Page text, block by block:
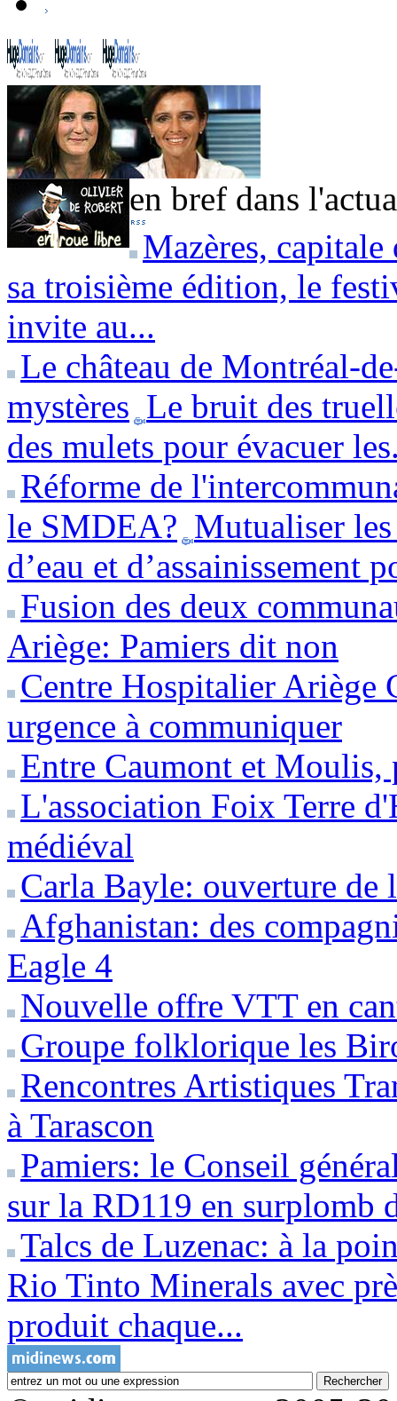
en bref dans
Mazères,
sa troisième édition, le
invite au...
Le château de Montréal-
mystères Le bruit des
des mulets pour évacuer
Réforme de
le SMDEA? Mutualiser
d’eau et d’assainissement
Fusion des deux
Ariège: Pamiers dit non
Centre Hospitalier Ariège
urgence à communiquer
Entre Caumont et Moulis,
L'association Foix Terre
médiéval
Carla Bayle: ouverture de
Afghanistan: des
Eagle 4
Nouvelle offre VTT en
Groupe folklorique les
Rencontres Artistiques
à Tarascon
Pamiers: le Conseil
sur la RD119 en surplomb
Talcs de Luzenac: à la
Rio Tinto Minerals avec
produit chaque...